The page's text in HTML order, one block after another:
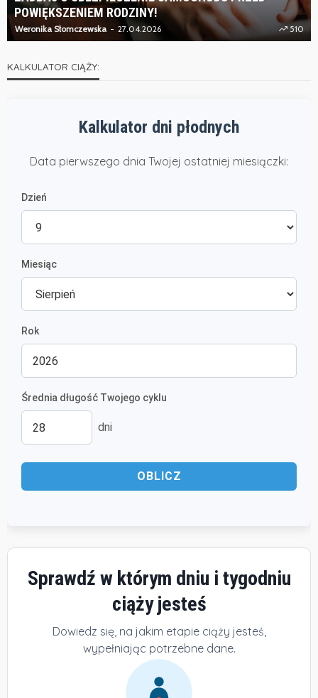
POWIĘKSZENIEM RODZINY!
Weronika Słomczewska 27.04.2026 510
KALKULATOR CIĄŻY:
Kalkulator dni płodnych
Data pierwszego dnia Twojej ostatniej miesiączki:
Dzień
Miesiąc
Rok
Średnia długość Twojego cyklu
dni
OBLICZ
Sprawdź w którym dniu i tygodniu
ciąży jesteś
Dowiedz się, na jakim etapie ciąży jesteś,
wypełniając potrzebne dane.